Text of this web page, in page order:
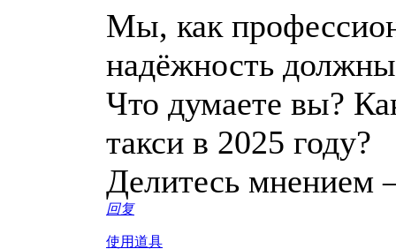
Мы, как
надёжность
Что думаете вы?
такси в 2025 году?
Делитесь мнением
回复
使用道具